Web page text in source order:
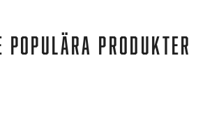
POPULÄRA PRODUKTER